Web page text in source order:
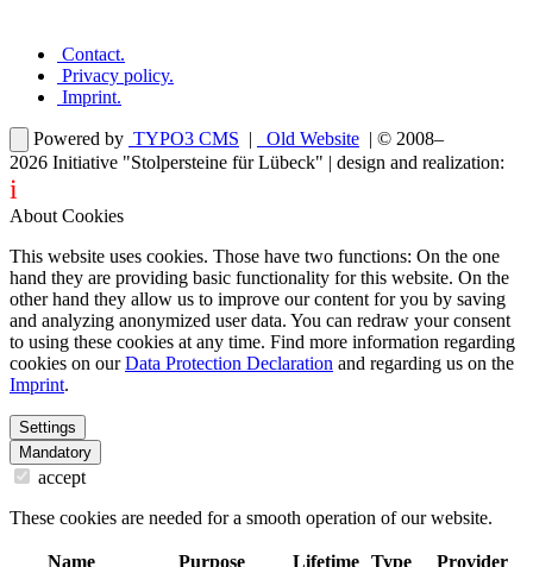
Contact.
Privacy policy.
Imprint.
Powered by TYPO3 CMS | Old Website | © 2008–
2026 Initiative "Stolpersteine für Lübeck" | design and realization:
i
About Cookies
This website uses cookies. Those have two functions: On the one
hand they are providing basic functionality for this website. On the
other hand they allow us to improve our content for you by saving
and analyzing anonymized user data. You can redraw your consent
to using these cookies at any time. Find more information regarding
cookies on ourData Protection Declaration and regarding us on the
Imprint.
Settings
Mandatory
accept
These cookies are needed for a smooth operation of our website.
Name Purpose Lifetime Type Provider